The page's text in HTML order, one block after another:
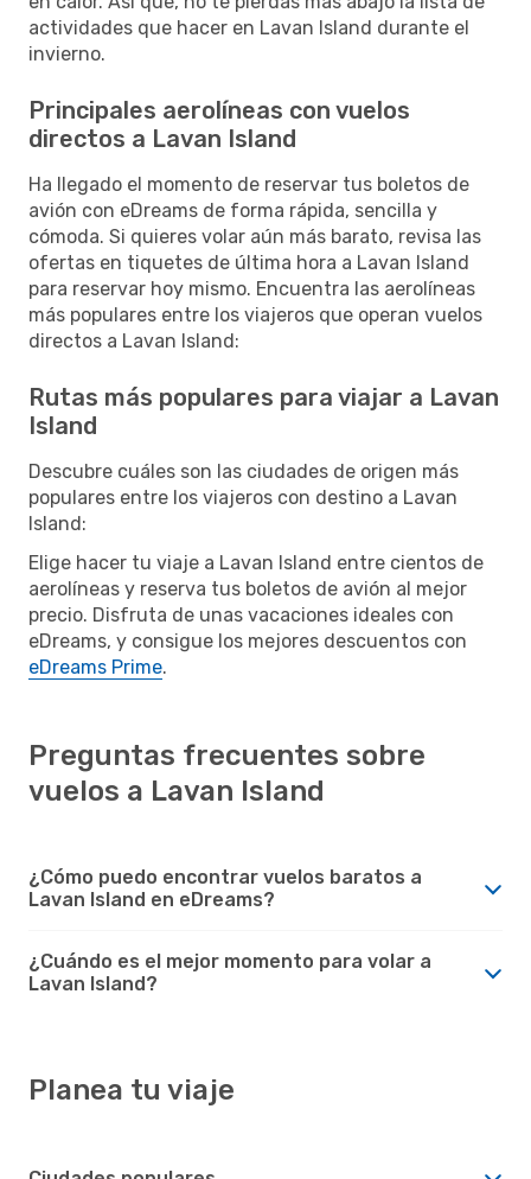
actividades que hacer en Lavan Island durante el
invierno.
Principales aerolíneas con vuelos
directos a Lavan Island
Ha llegado el momento de reservar tus boletos de
avión con eDreams de forma rápida, sencilla y
cómoda. Si quieres volar aún más barato, revisa las
ofertas en tiquetes de última hora a Lavan Island
para reservar hoy mismo. Encuentra las aerolíneas
más populares entre los viajeros que operan vuelos
directos a Lavan Island:
Rutas más populares para viajar a Lavan
Island
Descubre cuáles son las ciudades de origen más
populares entre los viajeros con destino a Lavan
Island:
Elige hacer tu viaje a Lavan Island entre cientos de
aerolíneas y reserva tus boletos de avión al mejor
precio. Disfruta de unas vacaciones ideales con
eDreams, y consigue los mejores descuentos con
eDreams Prime.
Preguntas frecuentes sobre
vuelos a Lavan Island
¿Cómo puedo encontrar vuelos baratos a
Lavan Island en eDreams?
¿Cuándo es el mejor momento para volar a
Lavan Island?
Planea tu viaje